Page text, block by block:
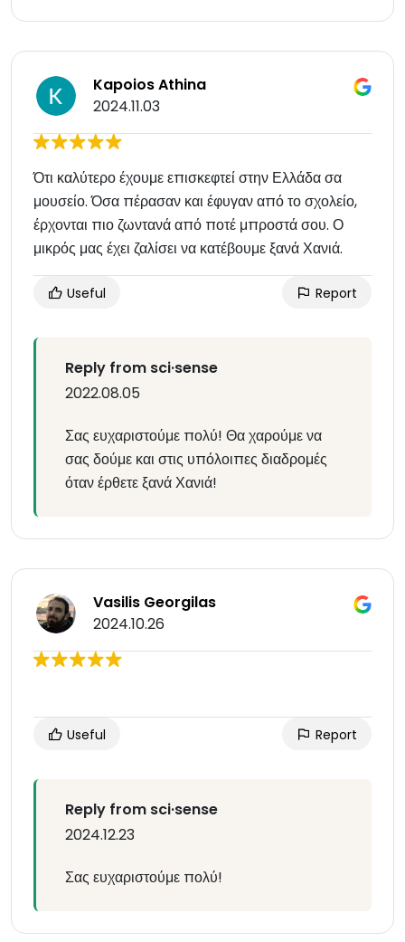
Kapoios Athina
2024.11.03
Ότι καλύτερο έχουμε επισκεφτεί στην Ελλάδα σα
μουσείο. Όσα πέρασαν και έφυγαν από το σχολείο,
έρχονται πιο ζωντανά από ποτέ μπροστά σου. Ο
μικρός μας έχει ζαλίσει να κατέβουμε ξανά Χανιά.
Useful Report
Reply from sci·sense
2022.08.05
Σας ευχαριστούμε πολύ! Θα χαρούμε να
σας δούμε και στις υπόλοιπες διαδρομές
όταν έρθετε ξανά Χανιά!
Vasilis Georgilas
2024.10.26
Useful Report
Reply from sci·sense
2024.12.23
Σας ευχαριστούμε πολύ!